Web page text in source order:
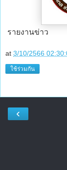
รายงานข่าว
at 3/10/2566
ใช้ร่วมกัน
‹